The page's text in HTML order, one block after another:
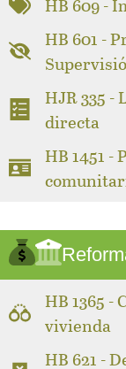
HB 601 -
HJR 335
directa
HB 1451
HB 1365
vivienda
HB 621 -